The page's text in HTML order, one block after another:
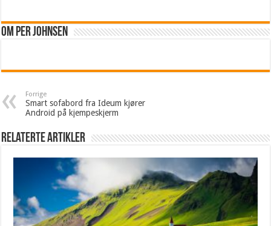
Om Per Johnsen
Forrige
Smart sofabord fra Ideum kjører
Android på kjempeskjerm
Relaterte artikler